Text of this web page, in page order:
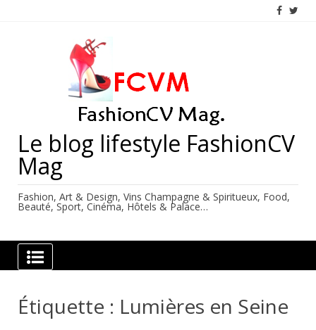
Le blog lifestyle FashionCV
Mag
Fashion, Art & Design, Vins Champagne & Spiritueux, Food,
Beauté, Sport, Cinéma, Hôtels & Palace…
Étiquette : Lumières en Seine